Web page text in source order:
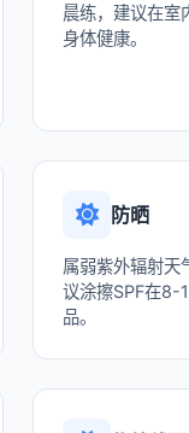
晨练，建议在室
身体健康。
防晒
属弱紫外辐射天
议涂擦SPF在8-
品。